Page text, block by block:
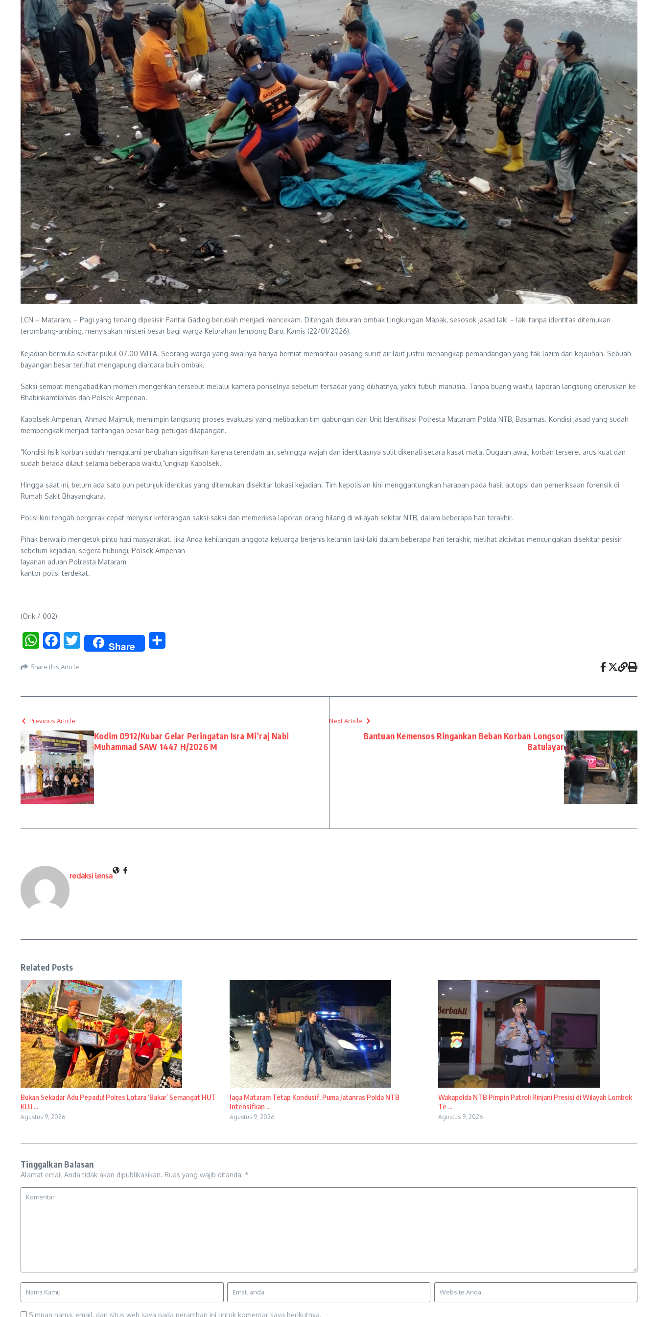
LCN – Mataram, – Pagi yang tenang dipesisir Pantai Gading berubah menjadi mencekam. Ditengah deburan ombak Lingkungan Mapak, sesosok jasad laki – laki tanpa identitas ditemukan
terombang-ambing, menyisakan misteri besar bagi warga Kelurahan Jempong Baru, Kamis (22/01/2026).
​Kejadian bermula sekitar pukul 07.00 WITA. Seorang warga yang awalnya hanya berniat memantau pasang surut air laut justru menangkap pemandangan yang tak lazim dari kejauhan. Sebuah
bayangan besar terlihat mengapung diantara buih ombak.
​Saksi sempat mengabadikan momen mengerikan tersebut melalui kamera ponselnya sebelum tersadar yang dilihatnya, yakni tubuh manusia. Tanpa buang waktu, laporan langsung diteruskan ke
Bhabinkamtibmas dan Polsek Ampenan.
​​Kapolsek Ampenan, Ahmad Majmuk, memimpin langsung proses evakuasi yang melibatkan tim gabungan dari Unit Identifikasi Polresta Mataram Polda NTB, Basarnas. Kondisi jasad yang sudah
membengkak menjadi tantangan besar bagi petugas dilapangan.
​”Kondisi fisik korban sudah mengalami perubahan signifikan karena terendam air, sehingga wajah dan identitasnya sulit dikenali secara kasat mata. Dugaan awal, korban terseret arus kuat dan
sudah berada dilaut selama beberapa waktu,”ungkap Kapolsek.
Hingga saat ini, belum ada satu pun petunjuk identitas yang ditemukan disekitar lokasi kejadian. Tim kepolisian kini menggantungkan harapan pada hasil autopsi dan pemeriksaan forensik di
Rumah Sakit Bhayangkara.
​Polisi kini tengah bergerak cepat menyisir keterangan saksi-saksi dan memeriksa laporan orang hilang di wilayah sekitar NTB, dalam beberapa hari terakhir.
​Pihak berwajib mengetuk pintu hati masyarakat. Jika Anda kehilangan anggota keluarga berjenis kelamin laki-laki dalam beberapa hari terakhir, melihat aktivitas mencurigakan disekitar pesisir
sebelum kejadian, segera hubungi, ​Polsek Ampenan
​layanan aduan Polresta Mataram
​kantor polisi terdekat.
(Orik / 002)
WhatsAppFacebookTwitter Share
Share this Article
Previous Article
Kodim 0912/Kubar Gelar Peringatan Isra Mi’raj Nabi
Muhammad SAW 1447 H/2026 M
Next Article
Bantuan Kemensos Ringankan Beban Korban Longsor
Batulayar
redaksi lensa
Related Posts
Bukan Sekadar Adu Pepadu! Polres Lotara ‘Bakar’ Semangat HUT
KLU ...
Agustus 9, 2026
Jaga Mataram Tetap Kondusif, Puma Jatanras Polda NTB
Intensifkan ...
Agustus 9, 2026
Wakapolda NTB Pimpin Patroli Rinjani Presisi di Wilayah Lombok
Te ...
Agustus 9, 2026
Tinggalkan Balasan
Alamat email Anda tidak akan dipublikasikan. Ruas yang wajib ditandai *
Simpan nama, email, dan situs web saya pada peramban ini untuk komentar saya berikutnya.